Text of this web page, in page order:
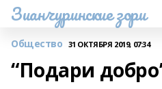
Зианчуринские зори
Общество 31 ОКТЯБРЯ 2019, 07:34
“Подари